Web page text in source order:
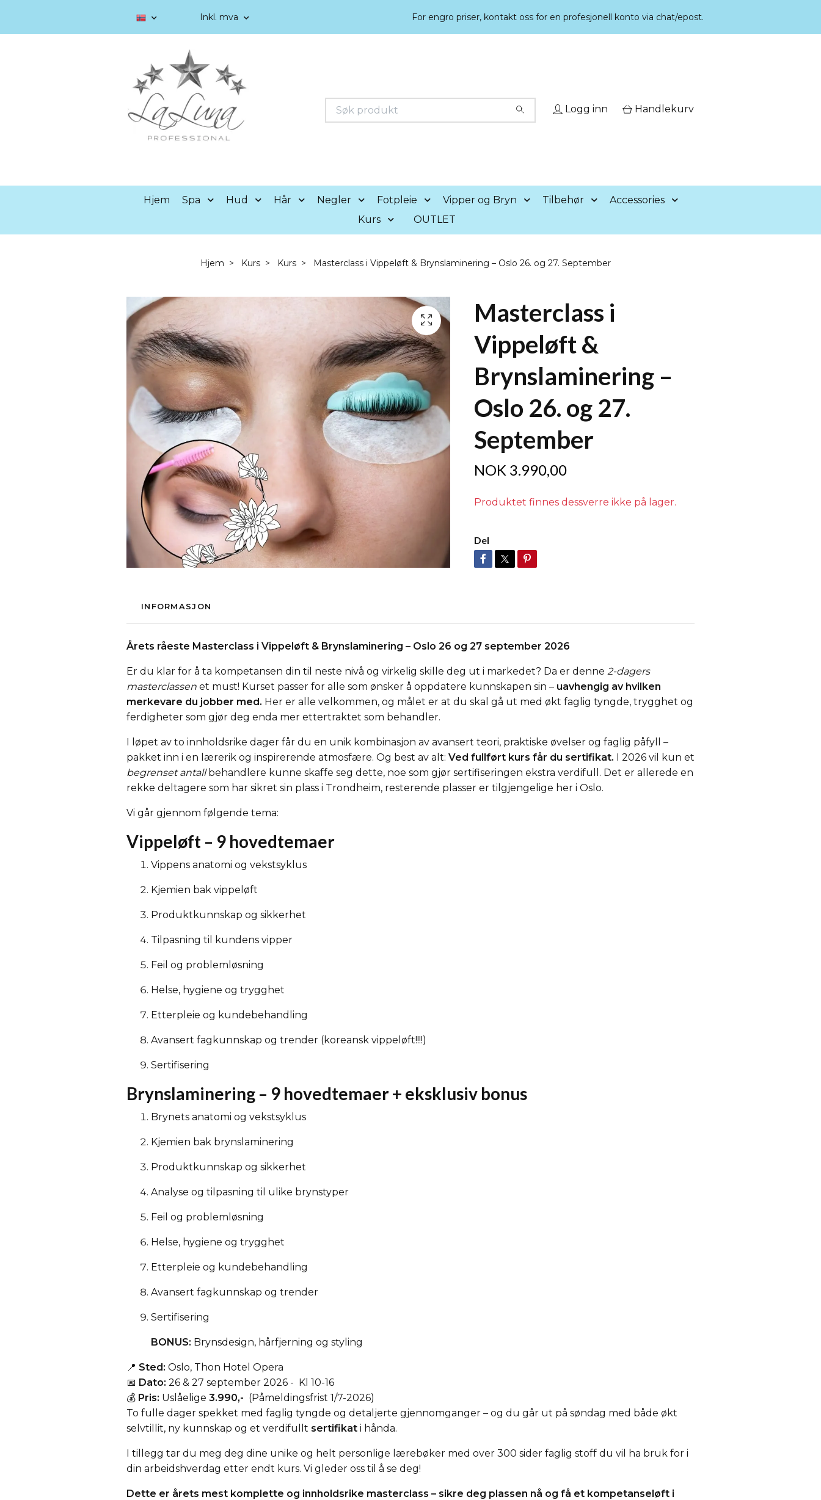
Inkl. mva For engro priser, kontakt oss for en profesjonell konto via chat/epost.
Logg inn Handlekurv
Hjem Spa Hud Hår Negler Fotpleie Vipper og Bryn Tilbehør
Accessories
Kurs
OUTLET
Hjem Kurs Kurs Masterclass i Vippeløft & Brynslaminering – Oslo 26. og 27. September
Masterclass i
Vippeløft &
Brynslaminering –
Oslo 26. og 27.
September
NOK 3.990,00
Produktet finnes dessverre ikke på lager.
Del
INFORMASJON
Årets råeste Masterclass i Vippeløft & Brynslaminering – Oslo 26 og 27 september 2026
Er du klar for å ta kompetansen din til neste nivå og virkelig skille deg ut i markedet? Da er denne 2-dagers
masterclassen et must! Kurset passer for alle som ønsker å oppdatere kunnskapen sin – uavhengig av hvilken
merkevare du jobber med. Her er alle velkommen, og målet er at du skal gå ut med økt faglig tyngde, trygghet og
ferdigheter som gjør deg enda mer ettertraktet som behandler.
I løpet av to innholdsrike dager får du en unik kombinasjon av avansert teori, praktiske øvelser og faglig påfyll –
pakket inn i en lærerik og inspirerende atmosfære. Og best av alt: Ved fullført kurs får du sertifikat. I 2026 vil kun et
begrenset antallbehandlere kunne skaffe seg dette, noe som gjør sertifiseringen ekstra verdifull. Det er allerede en
rekke deltagere som har sikret sin plass i Trondheim, resterende plasser er tilgjengelige her i Oslo.
Vi går gjennom følgende tema:
Vippeløft – 9 hovedtemaer
Vippens anatomi og vekstsyklus
Kjemien bak vippeløft
Produktkunnskap og sikkerhet
Tilpasning til kundens vipper
Feil og problemløsning
Helse, hygiene og trygghet
Etterpleie og kundebehandling
Avansert fagkunnskap og trender (koreansk vippeløft!!!!)
Sertifisering
Brynslaminering – 9 hovedtemaer + eksklusiv bonus
Brynets anatomi og vekstsyklus
Kjemien bak brynslaminering
Produktkunnskap og sikkerhet
Analyse og tilpasning til ulike brynstyper
Feil og problemløsning
Helse, hygiene og trygghet
Etterpleie og kundebehandling
Avansert fagkunnskap og trender
Sertifisering
BONUS: Brynsdesign, hårfjerning og styling
📍 Sted: Oslo, Thon Hotel Opera
📅 Dato: 26 & 27 september 2026 - Kl 10-16
💰 Pris: Uslåelige 3.990,- (Påmeldingsfrist 1/7-2026)
To fulle dager spekket med faglig tyngde og detaljerte gjennomganger – og du går ut på søndag med både økt
selvtillit, ny kunnskap og et verdifullt sertifikat i hånda.
I tillegg tar du meg deg dine unike og helt personlige lærebøker med over 300 sider faglig stoff du vil ha bruk for i
din arbeidshverdag etter endt kurs. Vi gleder oss til å se deg!
Dette er årets mest komplette og innholdsrike masterclass – sikre deg plassen nå og få et kompetanseløft i